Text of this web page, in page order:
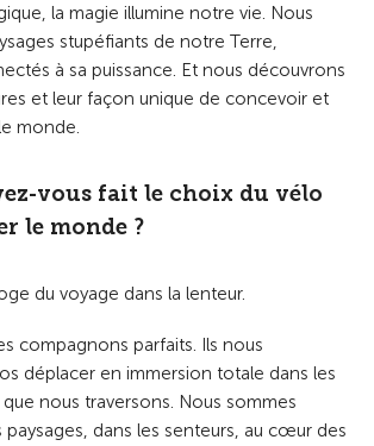
la magie illumine notre vie. Nous
stupéfiants de notre Terre,
à sa puissance. Et nous découvrons
et leur façon unique de concevoir et
monde.
vous fait le choix du vélo
le monde ?
du voyage dans la lenteur.
compagnons parfaits. Ils nous
déplacer en immersion totale dans les
nous traversons. Nous sommes
paysages, dans les senteurs, au cœur des